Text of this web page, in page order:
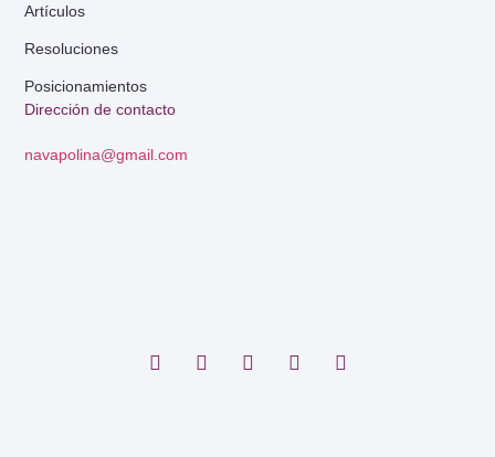
Dirección de contacto
navapolina@gmail.com
Artículos
Resoluciones
Posicionamientos